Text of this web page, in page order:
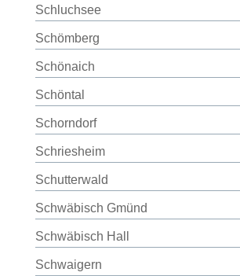
Schluchsee
Schömberg
Schönaich
Schöntal
Schorndorf
Schriesheim
Schutterwald
Schwäbisch Gmünd
Schwäbisch Hall
Schwaigern